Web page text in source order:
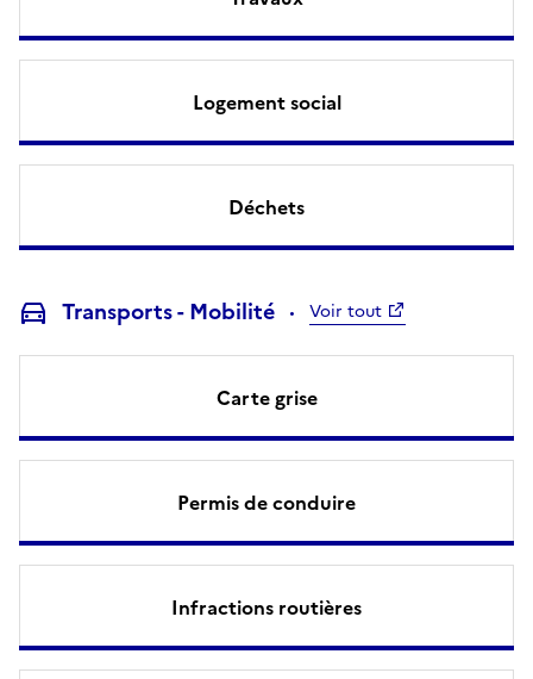
Logement social
Déchets
Transports - Mobilité Voir tout
Carte grise
Permis de conduire
Infractions routières